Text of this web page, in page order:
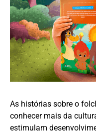
As histórias sobre o
conhecer mais da
estimulam